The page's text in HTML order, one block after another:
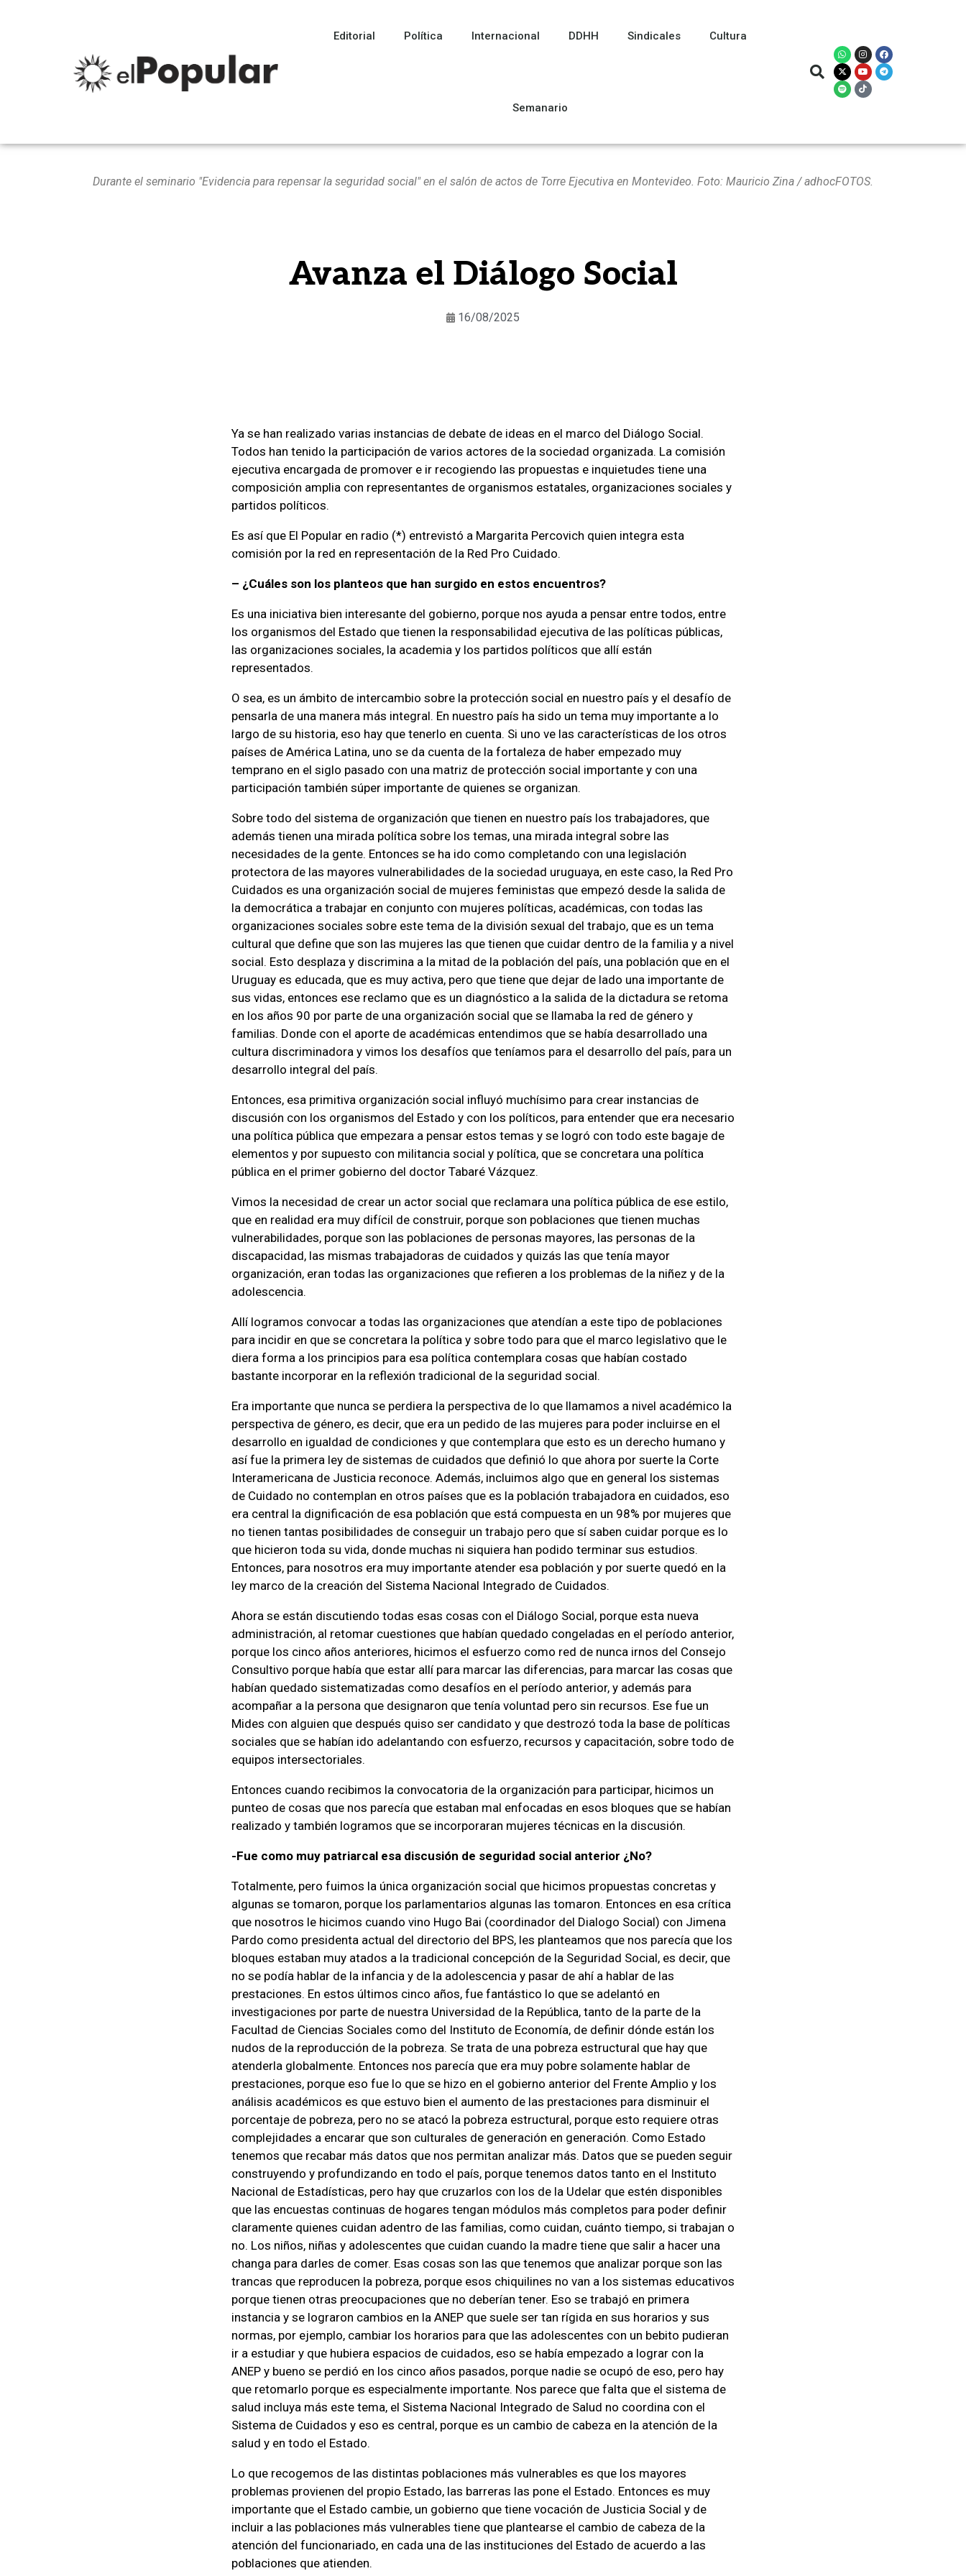
Editorial Política Internacional DDHH Sindicales Cultura
Semanario
Durante el seminario "Evidencia para repensar la seguridad social" en el salón de actos de Torre Ejecutiva en Montevideo. Foto: Mauricio Zina / adhocFOTOS.
Avanza el Diálogo Social
16/08/2025
Ya se han realizado varias instancias de debate de ideas en el marco del Diálogo Social.
Todos han tenido la participación de varios actores de la sociedad organizada. La comisión
ejecutiva encargada de promover e ir recogiendo las propuestas e inquietudes tiene una
composición amplia con representantes de organismos estatales, organizaciones sociales y
partidos políticos.
Es así que El Popular en radio (*) entrevistó a Margarita Percovich quien integra esta
comisión por la red en representación de la Red Pro Cuidado.
– ¿Cuáles son los planteos que han surgido en estos encuentros?
Es una iniciativa bien interesante del gobierno, porque nos ayuda a pensar entre todos, entre
los organismos del Estado que tienen la responsabilidad ejecutiva de las políticas públicas,
las organizaciones sociales, la academia y los partidos políticos que allí están
representados.
O sea, es un ámbito de intercambio sobre la protección social en nuestro país y el desafío de
pensarla de una manera más integral. En nuestro país ha sido un tema muy importante a lo
largo de su historia, eso hay que tenerlo en cuenta. Si uno ve las características de los otros
países de América Latina, uno se da cuenta de la fortaleza de haber empezado muy
temprano en el siglo pasado con una matriz de protección social importante y con una
participación también súper importante de quienes se organizan.
Sobre todo del sistema de organización que tienen en nuestro país los trabajadores, que
además tienen una mirada política sobre los temas, una mirada integral sobre las
necesidades de la gente. Entonces se ha ido como completando con una legislación
protectora de las mayores vulnerabilidades de la sociedad uruguaya, en este caso, la Red Pro
Cuidados es una organización social de mujeres feministas que empezó desde la salida de
la democrática a trabajar en conjunto con mujeres políticas, académicas, con todas las
organizaciones sociales sobre este tema de la división sexual del trabajo, que es un tema
cultural que define que son las mujeres las que tienen que cuidar dentro de la familia y a nivel
social. Esto desplaza y discrimina a la mitad de la población del país, una población que en el
Uruguay es educada, que es muy activa, pero que tiene que dejar de lado una importante de
sus vidas, entonces ese reclamo que es un diagnóstico a la salida de la dictadura se retoma
en los años 90 por parte de una organización social que se llamaba la red de género y
familias. Donde con el aporte de académicas entendimos que se había desarrollado una
cultura discriminadora y vimos los desafíos que teníamos para el desarrollo del país, para un
desarrollo integral del país.
Entonces, esa primitiva organización social influyó muchísimo para crear instancias de
discusión con los organismos del Estado y con los políticos, para entender que era necesario
una política pública que empezara a pensar estos temas y se logró con todo este bagaje de
elementos y por supuesto con militancia social y política, que se concretara una política
pública en el primer gobierno del doctor Tabaré Vázquez.
Vimos la necesidad de crear un actor social que reclamara una política pública de ese estilo,
que en realidad era muy difícil de construir, porque son poblaciones que tienen muchas
vulnerabilidades, porque son las poblaciones de personas mayores, las personas de la
discapacidad, las mismas trabajadoras de cuidados y quizás las que tenía mayor
organización, eran todas las organizaciones que refieren a los problemas de la niñez y de la
adolescencia.
Allí logramos convocar a todas las organizaciones que atendían a este tipo de poblaciones
para incidir en que se concretara la política y sobre todo para que el marco legislativo que le
diera forma a los principios para esa política contemplara cosas que habían costado
bastante incorporar en la reflexión tradicional de la seguridad social.
Era importante que nunca se perdiera la perspectiva de lo que llamamos a nivel académico la
perspectiva de género, es decir, que era un pedido de las mujeres para poder incluirse en el
desarrollo en igualdad de condiciones y que contemplara que esto es un derecho humano y
así fue la primera ley de sistemas de cuidados que definió lo que ahora por suerte la Corte
Interamericana de Justicia reconoce. Además, incluimos algo que en general los sistemas
de Cuidado no contemplan en otros países que es la población trabajadora en cuidados, eso
era central la dignificación de esa población que está compuesta en un 98% por mujeres que
no tienen tantas posibilidades de conseguir un trabajo pero que sí saben cuidar porque es lo
que hicieron toda su vida, donde muchas ni siquiera han podido terminar sus estudios.
Entonces, para nosotros era muy importante atender esa población y por suerte quedó en la
ley marco de la creación del Sistema Nacional Integrado de Cuidados.
Ahora se están discutiendo todas esas cosas con el Diálogo Social, porque esta nueva
administración, al retomar cuestiones que habían quedado congeladas en el período anterior,
porque los cinco años anteriores, hicimos el esfuerzo como red de nunca irnos del Consejo
Consultivo porque había que estar allí para marcar las diferencias, para marcar las cosas que
habían quedado sistematizadas como desafíos en el período anterior, y además para
acompañar a la persona que designaron que tenía voluntad pero sin recursos. Ese fue un
Mides con alguien que después quiso ser candidato y que destrozó toda la base de políticas
sociales que se habían ido adelantando con esfuerzo, recursos y capacitación, sobre todo de
equipos intersectoriales.
Entonces cuando recibimos la convocatoria de la organización para participar, hicimos un
punteo de cosas que nos parecía que estaban mal enfocadas en esos bloques que se habían
realizado y también logramos que se incorporaran mujeres técnicas en la discusión.
-Fue como muy patriarcal esa discusión de seguridad social anterior ¿No?
Totalmente, pero fuimos la única organización social que hicimos propuestas concretas y
algunas se tomaron, porque los parlamentarios algunas las tomaron. Entonces en esa crítica
que nosotros le hicimos cuando vino Hugo Bai (coordinador del Dialogo Social) con Jimena
Pardo como presidenta actual del directorio del BPS, les planteamos que nos parecía que los
bloques estaban muy atados a la tradicional concepción de la Seguridad Social, es decir, que
no se podía hablar de la infancia y de la adolescencia y pasar de ahí a hablar de las
prestaciones. En estos últimos cinco años, fue fantástico lo que se adelantó en
investigaciones por parte de nuestra Universidad de la República, tanto de la parte de la
Facultad de Ciencias Sociales como del Instituto de Economía, de definir dónde están los
nudos de la reproducción de la pobreza. Se trata de una pobreza estructural que hay que
atenderla globalmente. Entonces nos parecía que era muy pobre solamente hablar de
prestaciones, porque eso fue lo que se hizo en el gobierno anterior del Frente Amplio y los
análisis académicos es que estuvo bien el aumento de las prestaciones para disminuir el
porcentaje de pobreza, pero no se atacó la pobreza estructural, porque esto requiere otras
complejidades a encarar que son culturales de generación en generación. Como Estado
tenemos que recabar más datos que nos permitan analizar más. Datos que se pueden seguir
construyendo y profundizando en todo el país, porque tenemos datos tanto en el Instituto
Nacional de Estadísticas, pero hay que cruzarlos con los de la Udelar que estén disponibles
que las encuestas continuas de hogares tengan módulos más completos para poder definir
claramente quienes cuidan adentro de las familias, como cuidan, cuánto tiempo, si trabajan o
no. Los niños, niñas y adolescentes que cuidan cuando la madre tiene que salir a hacer una
changa para darles de comer. Esas cosas son las que tenemos que analizar porque son las
trancas que reproducen la pobreza, porque esos chiquilines no van a los sistemas educativos
porque tienen otras preocupaciones que no deberían tener. Eso se trabajó en primera
instancia y se lograron cambios en la ANEP que suele ser tan rígida en sus horarios y sus
normas, por ejemplo, cambiar los horarios para que las adolescentes con un bebito pudieran
ir a estudiar y que hubiera espacios de cuidados, eso se había empezado a lograr con la
ANEP y bueno se perdió en los cinco años pasados, porque nadie se ocupó de eso, pero hay
que retomarlo porque es especialmente importante. Nos parece que falta que el sistema de
salud incluya más este tema, el Sistema Nacional Integrado de Salud no coordina con el
Sistema de Cuidados y eso es central, porque es un cambio de cabeza en la atención de la
salud y en todo el Estado.
Lo que recogemos de las distintas poblaciones más vulnerables es que los mayores
problemas provienen del propio Estado, las barreras las pone el Estado. Entonces es muy
importante que el Estado cambie, un gobierno que tiene vocación de Justicia Social y de
incluir a las poblaciones más vulnerables tiene que plantearse el cambio de cabeza de la
atención del funcionariado, en cada una de las instituciones del Estado de acuerdo a las
poblaciones que atienden.